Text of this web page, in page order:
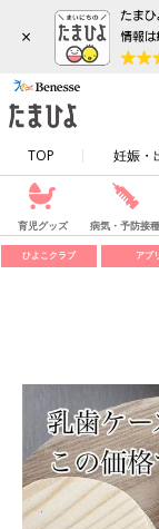
×
TOP 妊娠・
育児グッズ 病気・予防接種
ひよこクラブ アプリ